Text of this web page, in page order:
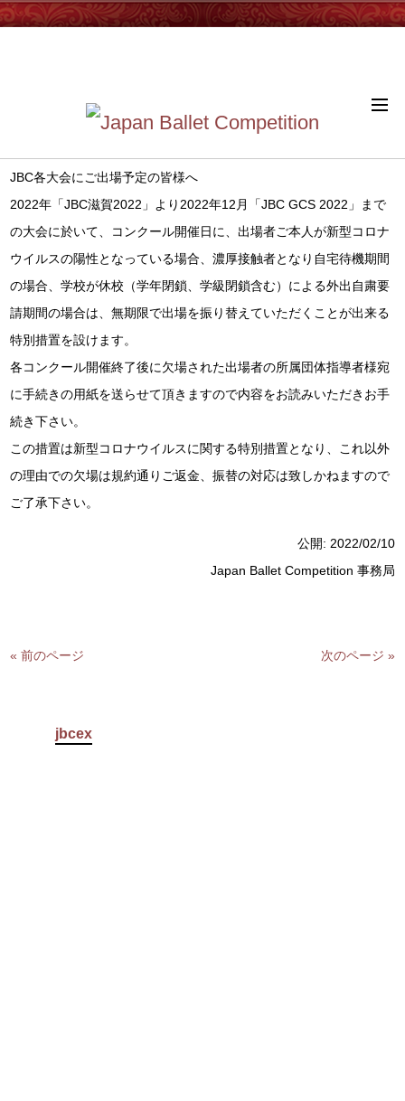
特別措置のお知らせ】
JBC各大会にご出場予定の皆様へ
2022年「JBC滋賀2022」より2022年12月「JBC GCS 2022」まで
の大会に於いて、コンクール開催日に、出場者ご本人が新型コロナ
ウイルスの陽性となっている場合、濃厚接触者となり自宅待機期間
の場合、学校が休校（学年閉鎖、学級閉鎖含む）による外出自粛要
請期間の場合は、無期限で出場を振り替えていただくことが出来る
特別措置を設けます。
各コンクール開催終了後に欠場された出場者の所属団体指導者様宛
に手続きの用紙を送らせて頂きますので内容をお読みいただきお手
続き下さい。
この措置は新型コロナウイルスに関する特別措置となり、これ以外
の理由での欠場は規約通りご返金、振替の対応は致しかねますので
ご了承下さい。
公開: 2022/02/10
Japan Ballet Competition 事務局
« 前のページ 次のページ »
jbcex